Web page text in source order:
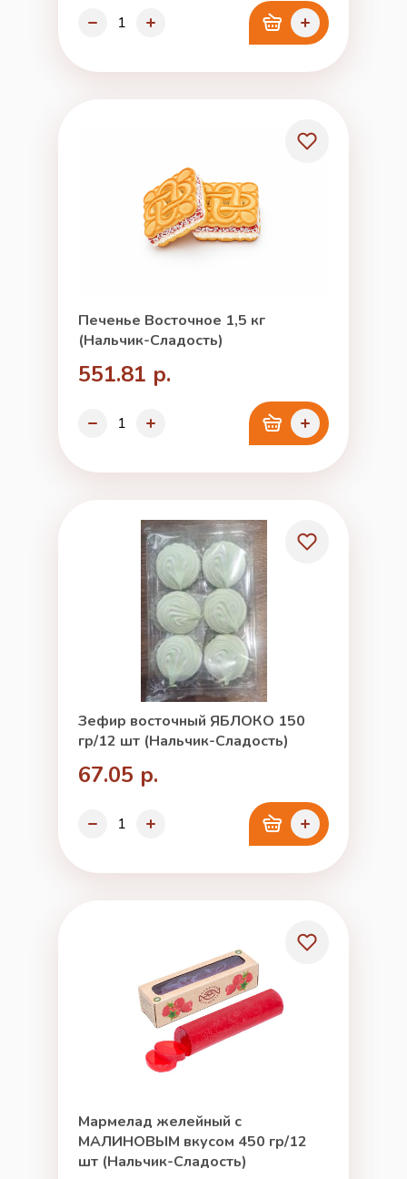
Печенье Восточное 1,5 кг
(Нальчик-Сладость)
551.81 р.
Зефир восточный ЯБЛОКО 150
гр/12 шт (Нальчик-Сладость)
67.05 р.
Мармелад желейный с
МАЛИНОВЫМ вкусом 450 гр/12
шт (Нальчик-Сладость)